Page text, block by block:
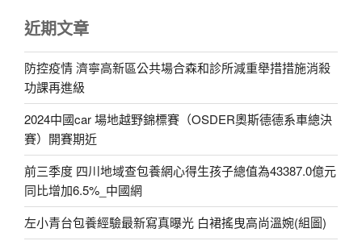
近期文章
防控疫情 濟寧高新區公共場合森和診所減重舉措措施消殺
功課再進級
2024中國car 場地越野錦標賽（OSDER奧斯德德系車總決
賽）開賽期近
前三季度 四川地域查包養網心得生孩子總值為43387.0億元
同比增加6.5%_中國網
左小青台包養經驗最新寫真曝光 白裙搖曳高尚溫婉(組圖)